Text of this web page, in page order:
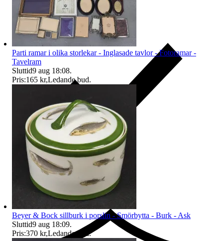
Ersättning om du inte får din vara
Parti ramar i olika storlekar - Inglasade tavlor - Fotoramar -
Tavelram
Sluttid9 aug 18:08.
Pris:165 kr,Ledande bud.
Beyer & Bock sillburk i porslin - Smörbytta - Burk - Ask
Sluttid9 aug 18:09.
Pris:370 kr,Ledande bud.